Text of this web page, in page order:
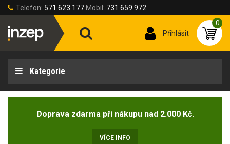
Telefon: 571 623 177 Mobil: 731 659 972
Přihlásit
0
Kategorie
Doprava zdarma při nákupu nad 2.000 Kč.
VÍCE INFO